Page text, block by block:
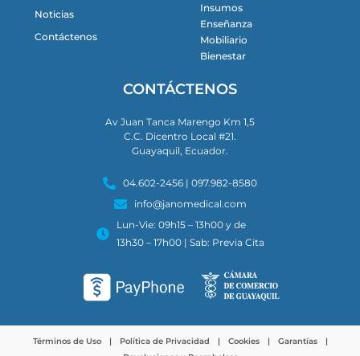
Noticias
Contáctenos
Insumos
Enseñanza
Mobiliario
Bienestar
CONTÁCTENOS
Av Juan Tanca Marengo Km 1,5
C.C. Dicentro Local #21.
Guayaquil, Ecuador.
04.602-2456 | 097.982-8580
info@janomedical.com
Lun-Vie: 09h15 – 13h00 y de
13h30 – 17h00 | Sab: Previa Cita
Términos de Uso | Política de Privacidad | Cookies | Garantías
|